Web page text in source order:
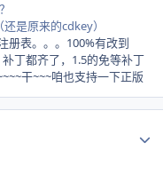
是原来的cdkey）
册表。。。100%有改到
丁都齐了，1.5的免等补丁
干~~~咱也支持一下正版